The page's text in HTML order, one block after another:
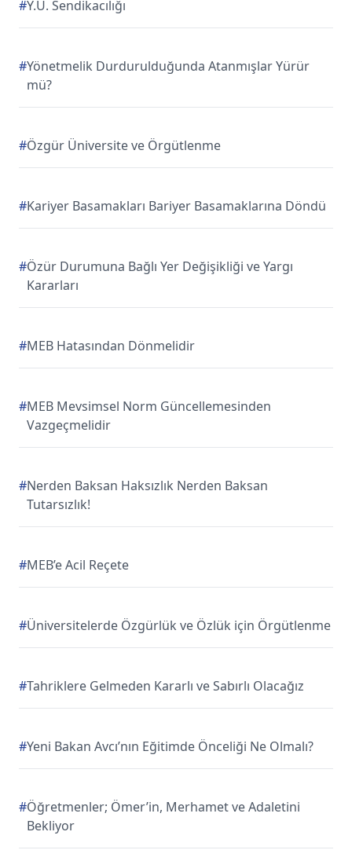
#Y.U. Sendikacılığı
#Yönetmelik Durdurulduğunda Atanmışlar Yürür
mü?
#Özgür Üniversite ve Örgütlenme
#Kariyer Basamakları Bariyer Basamaklarına Döndü
#Özür Durumuna Bağlı Yer Değişikliği ve Yargı
Kararları
#MEB Hatasından Dönmelidir
#MEB Mevsimsel Norm Güncellemesinden
Vazgeçmelidir
#Nerden Baksan Haksızlık Nerden Baksan
Tutarsızlık!
#MEB’e Acil Reçete
#Üniversitelerde Özgürlük ve Özlük için Örgütlenme
#Tahriklere Gelmeden Kararlı ve Sabırlı Olacağız
#Yeni Bakan Avcı’nın Eğitimde Önceliği Ne Olmalı?
#Öğretmenler; Ömer’in, Merhamet ve Adaletini
Bekliyor